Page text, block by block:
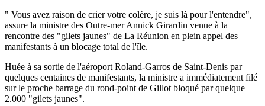
" Vous avez raison de crier votre colère, je suis là pour l'entendre",
assure la ministre des Outre-mer Annick Girardin venue à la
rencontre des "gilets jaunes" de La Réunion en plein appel des
manifestants à un blocage total de l'île.
Huée à sa sortie de l'aéroport Roland-Garros de Saint-Denis par
quelques centaines de manifestants, la ministre a immédiatement filé
sur le proche barrage du rond-point de Gillot bloqué par quelque
2.000 "gilets jaunes".